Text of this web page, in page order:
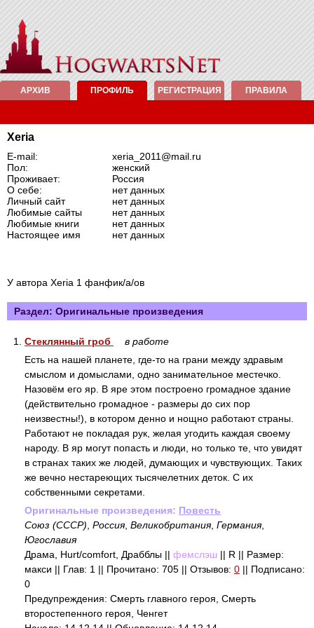
АРХИВ ПРОФИЛЬ РЕГИСТРАЦИЯ ПРАВИЛА
Xeria
E-mail:
xeria_2011@mail.ru
Пол:
женский
Проживает:
Россия
О себе:
нет данных
Личный сайт
нет данных
Любимые сайты
нет данных
Любимые книги
нет данных
Настоящее имя
нет данных
У автора Xeria 1 фанфик/а/ов
Раздел: Оригинальные произведения
1. Стеклянный гроб
в работе
Есть на нашей планете, где-то на грани между здравым
смыслом и домыслами, одно занимательное местечко.
Назовём его яр. В яре этом построено громадное здание
(действительно громадное - размеры до сих пор
неизвестны!), в котором денно и нощно работают страны.
Работают не покладая рук, желая угодить каждая своему
народу. В яр могут попасть и люди, но только те, что увидят
в странах таких же людей, думающих и чувствующих. Таких
же вечно нестареющих тысячелетних деток. С их
собственными секретами.
Оригинальные произведения: Повесть
Союз (СССР) Россия, Великобритания, Германия,
Югославия
Драма, Hurt/comfort, Драбблы || фемслэш || R || Размер:
макси || Глав: 1 || Прочитано: 705 || Отзывов: 0 || Подписано:
0
Предупреждения: Смерть главного героя, Смерть
второстепенного героя, Ченгет